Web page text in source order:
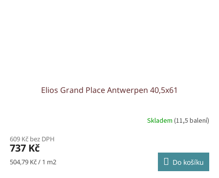
Elios Grand Place Antwerpen 40,5x61
Skladem (11,5 balení)
609 Kč bez DPH
737 Kč
Měrná
504,79 Kč / 1 m2 Do košíku